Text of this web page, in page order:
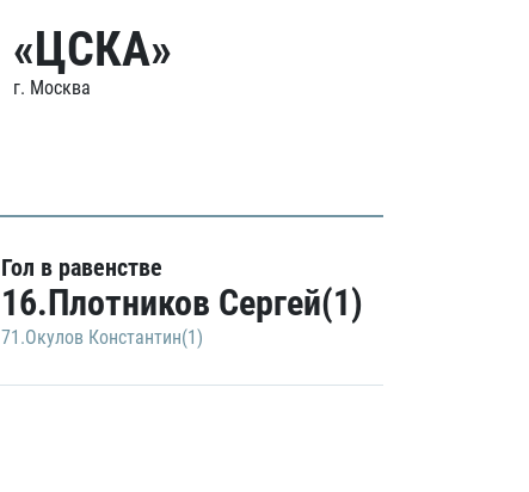
«ЦСКА»
г. Москва
Гол в равенстве
16.Плотников Сергей(1)
71.Окулов Константин(1)